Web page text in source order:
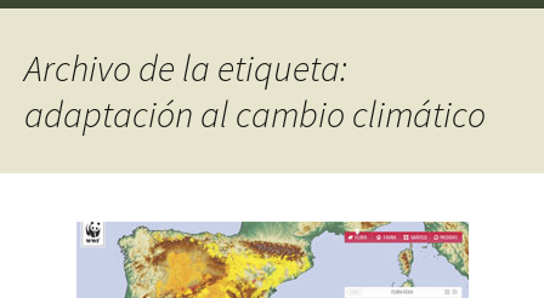
Archivo de la etiqueta:
adaptación al cambio climático